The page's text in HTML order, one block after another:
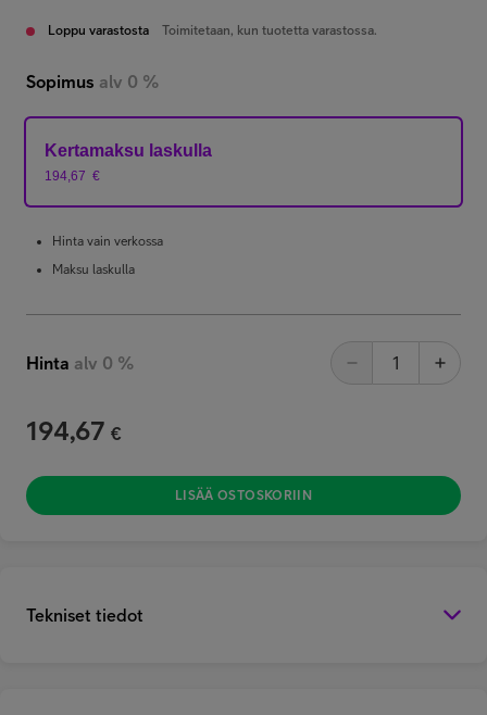
Loppu varastosta Toimitetaan, kun tuotetta varastossa.
Sopimus alv 0 %
Kertamaksu laskulla
194,67 €
Hinta vain verkossa
Maksu laskulla
Hinta alv 0 %
194,67 €
LISÄÄ OSTOSKORIIN
Tekniset tiedot